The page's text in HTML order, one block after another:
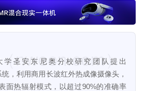
学圣安东尼奥分校研究团队提出
，利用商用长波红外热成像摄像头，
面热辐射模式，以超过90%的准确率
nweon.com）